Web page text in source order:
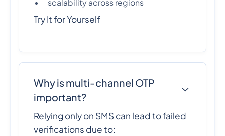
scalability across regions
Try It for Yourself
Why is multi-channel OTP
important?
Relying only on SMS can lead to failed
verifications due to: